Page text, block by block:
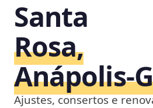
Santa
Rosa,
Ajustes, consertos e